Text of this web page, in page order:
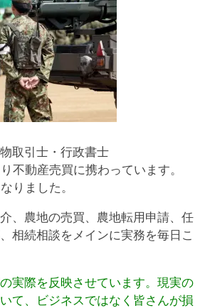
取引士・行政書士
不動産売買に携わっています。
りました。
、農地の売買、農地転用申請、任
相続相談をメインに実務を毎日こ
実際を反映させています。現実の
て、ビジネスではなく皆さんが損